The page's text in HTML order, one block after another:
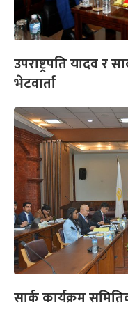
उपराष्ट्रपति यादव र
भेटवार्ता
सार्क कार्यक्रम